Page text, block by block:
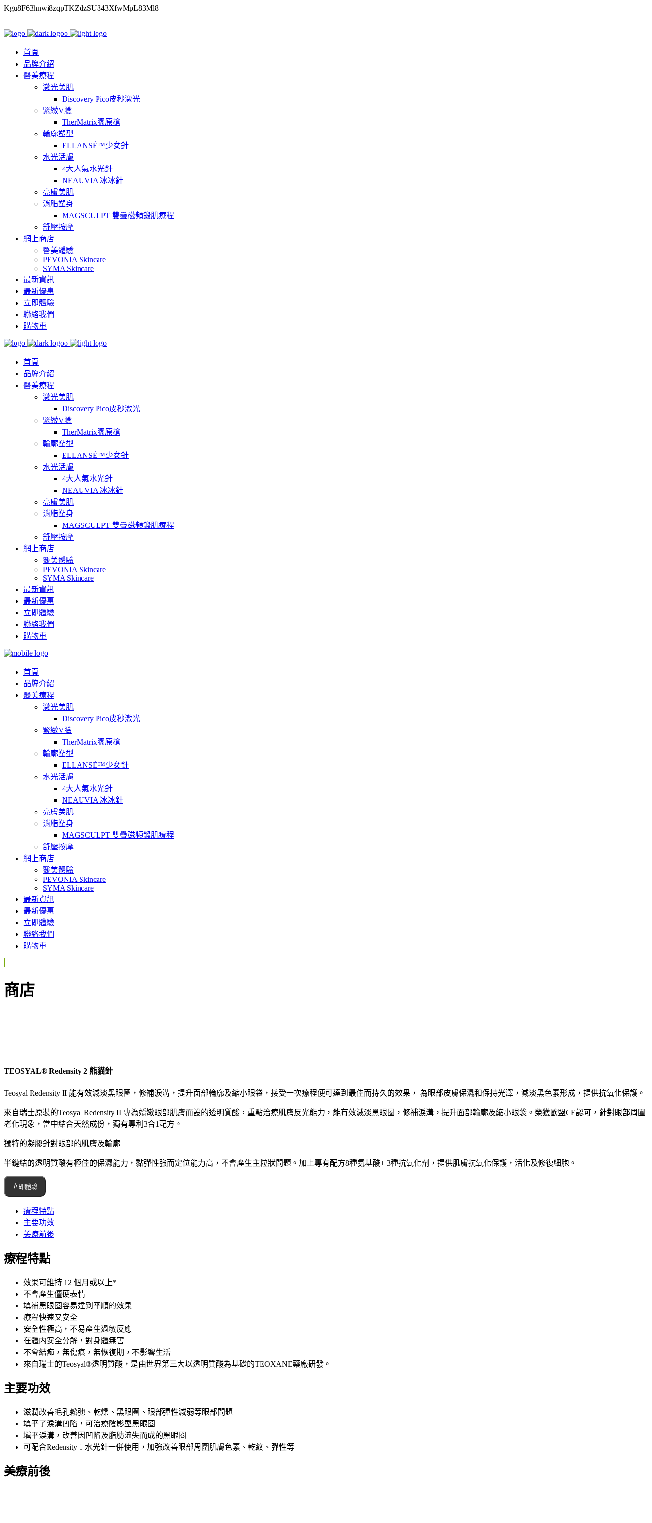
Kgu8F63hnwi8zqpTKZdzSU843XfwMpL83Ml8
首頁
品牌介紹
醫美療程
激光美肌
Discovery Pico皮秒激光
緊緻V臉
TherMatrix膠原槍
輪廓塑型
ELLANSÉ™少女針
水光活膚
4大人氣水光針
NEAUVIA 冰冰針
亮膚美肌
消脂塑身
MAGSCULPT 雙疊磁頻鍛肌療程
舒壓按摩
網上商店
醫美體驗
PEVONIA Skincare
SYMA Skincare
最新資訊
最新優惠
立即體驗
聯絡我們
購物車
首頁
品牌介紹
醫美療程
激光美肌
Discovery Pico皮秒激光
緊緻V臉
TherMatrix膠原槍
輪廓塑型
ELLANSÉ™少女針
水光活膚
4大人氣水光針
NEAUVIA 冰冰針
亮膚美肌
消脂塑身
MAGSCULPT 雙疊磁頻鍛肌療程
舒壓按摩
網上商店
醫美體驗
PEVONIA Skincare
SYMA Skincare
最新資訊
最新優惠
立即體驗
聯絡我們
購物車
首頁
品牌介紹
醫美療程
激光美肌
Discovery Pico皮秒激光
緊緻V臉
TherMatrix膠原槍
輪廓塑型
ELLANSÉ™少女針
水光活膚
4大人氣水光針
NEAUVIA 冰冰針
亮膚美肌
消脂塑身
MAGSCULPT 雙疊磁頻鍛肌療程
舒壓按摩
網上商店
醫美體驗
PEVONIA Skincare
SYMA Skincare
最新資訊
最新優惠
立即體驗
聯絡我們
購物車
商店
TEOSYAL® Redensity 2 熊貓針
Teosyal Redensity II 能有效減淡黑眼圈，修補淚溝，提升面部輪廓及縮小眼袋，接受一次療程便可達到最佳而持久的效果， 為眼部皮膚保濕和保持光澤，減淡黑色素形成，提供抗氧化保護。
來自瑞士原裝的Teosyal Redensity II 專為嬌嫩眼部肌膚而設的透明質酸，重點治療肌膚反光能力，能有效減淡黑眼圈，修補淚溝，提升面部輪廓及縮小眼袋。榮獲歐盟CE認可，針對眼部周圍
老化現象，當中結合天然成份，獨有專利3合1配方。
獨特的凝膠針對眼部的肌膚及輪廓
半鏈結的透明質酸有極佳的保濕能力，黏彈性強而定位能力高，不會產生主粒狀問題。加上專有配方8種氨基酸+ 3種抗氧化劑，提供肌膚抗氧化保護，活化及修復細胞。
立即體驗
療程特點
主要功效
美療前後
療程特點
效果可維持 12 個月或以上*
不會產生僵硬表情
填補黑眼圈容易達到平順的效果
療程快速又安全
安全性極高，不易產生過敏反應
在體内安全分解，對身體無害
不會結痂，無傷痕，無恢復期，不影響生活
來自瑞士的Teosyal®透明質酸，是由世界第三大以透明質酸為基礎的TEOXANE藥廠研發。
主要功效
滋潤改善毛孔鬆弛、乾燥、黑眼圈、眼部彈性減弱等眼部問題
填平了淚溝凹陷，可治療陰影型黑眼圈
塡平淚溝，改善因凹陷及脂肪流失而成的黑眼圈
可配合Redensity 1 水光針一併使用，加強改善眼部周圍肌膚色素、乾紋、彈性等
美療前後